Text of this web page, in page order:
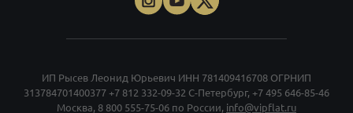
ИП Рысев Леонид Юрьевич ИНН 781409416708 ОГРНИП
313784701400377 +7 812 332-09-32 С-Петербург, +7 495 646-85-46
Москва, 8 800 555-75-06 по России, info@vipflat.ru